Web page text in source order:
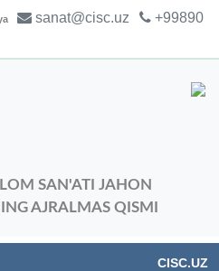
sanat@cisc.uz
+99890
SAN'ATI JAHON
AJRALMAS QISMI
CISC.UZ